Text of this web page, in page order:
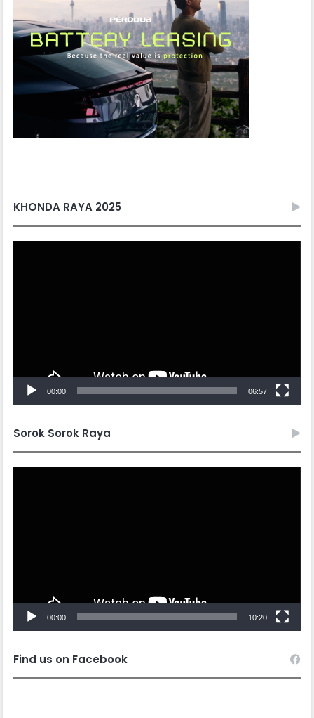
KHONDA RAYA 2025
00:00 06:57
Sorok Sorok Raya
00:00 10:20
Find us on Facebook